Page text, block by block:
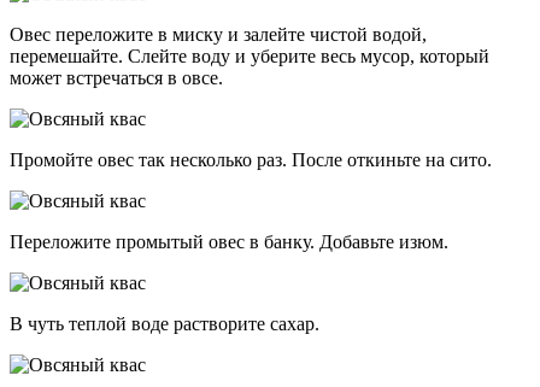
Овес переложите в миску и залейте чистой водой,
перемешайте. Слейте воду и уберите весь мусор, который
может встречаться в овсе.
Промойте овес так несколько раз. После откиньте на сито.
Переложите промытый овес в банку. Добавьте изюм.
В чуть теплой воде растворите сахар.